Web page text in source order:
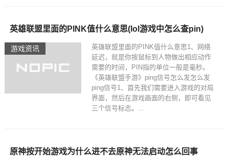
游戏资讯
英雄联盟里面的PINK值什么意思(lol游戏中怎么查pin)
英雄联盟里面的PINK值什么意思1、网络
延迟，就是你按鼠标到人物做出相应动作
需要的时间，PIN指的单位一般是毫秒。
《英雄联盟手游》ping信号怎么发怎么发
ping信号1、首先我们需要进入游戏的对局
界面，然后在游戏画面的右侧，即可看见
三个信号标志。...
原神按开始游戏为什么进不去原神无法启动怎么回事